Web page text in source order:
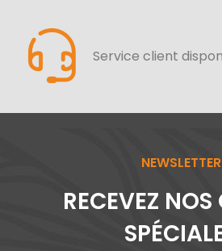
Service client
NEWSLETTER
RECEVEZ NOS